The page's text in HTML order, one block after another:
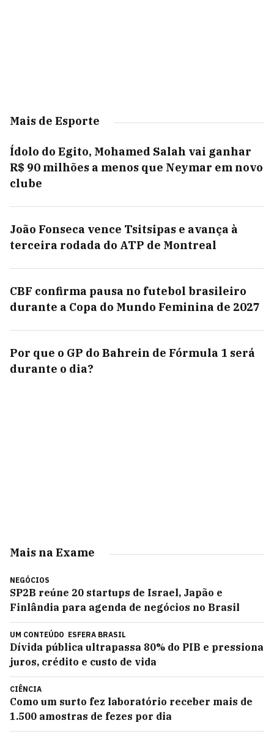
Mais de Esporte
Ídolo do Egito, Mohamed Salah vai ganhar
R$ 90 milhões a menos que Neymar em novo
clube
João Fonseca vence Tsitsipas e avança à
terceira rodada do ATP de Montreal
CBF confirma pausa no futebol brasileiro
durante a Copa do Mundo Feminina de 2027
Por que o GP do Bahrein de Fórmula 1 será
durante o dia?
Mais na Exame
NEGÓCIOS
SP2B reúne 20 startups de Israel, Japão e
Finlândia para agenda de negócios no Brasil
UM CONTEÚDO ESFERA BRASIL
Dívida pública ultrapassa 80% do PIB e pressiona
juros, crédito e custo de vida
CIÊNCIA
Como um surto fez laboratório receber mais de
1.500 amostras de fezes por dia